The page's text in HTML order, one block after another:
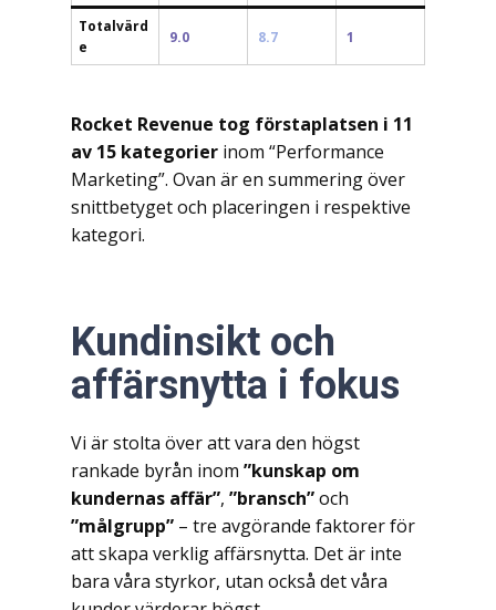
Totalvärd
e
9.0 8.7 1
Rocket Revenue tog förstaplatsen i 11
av 15 kategorier inom “Performance
Marketing”. Ovan är en summering över
snittbetyget och placeringen i respektive
kategori.
Kundinsikt och
affärsnytta i fokus
Vi är stolta över att vara den högst
rankade byrån inom ”kunskap om
kundernas affär”, ”bransch”och
”målgrupp” – tre avgörande faktorer för
att skapa verklig affärsnytta. Det är inte
bara våra styrkor, utan också det våra